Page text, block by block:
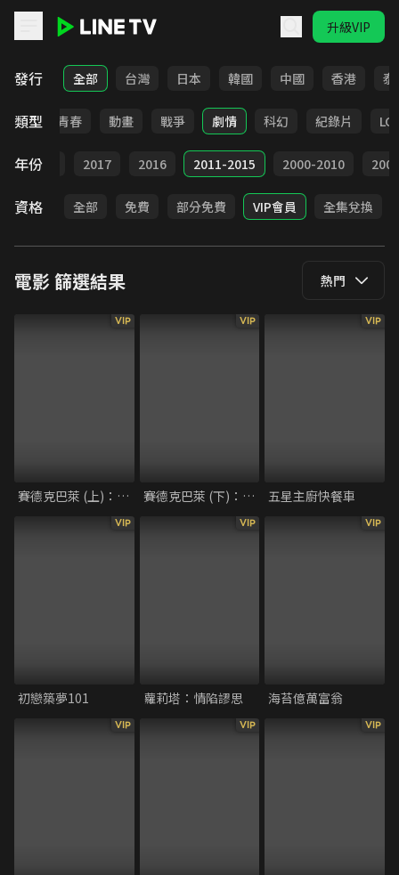
升級VIP
LINE TV - 電影
發行 全部 台灣 日本 韓國 中國 香港 泰
類型
職場 青春 動畫 戰爭 劇情 科幻 紀錄片
年份
2018 2017 2016 2011-2015 2000-2010
資格 全部 免費 部分免費 VIP會員 全集兌換
電影篩選結果 熱門
VIP
賽德克巴萊 (上)：太陽旗
VIP
賽德克巴萊 (下)：彩虹橋
VIP
五星主廚快餐車
VIP
初戀築夢101
VIP
蘿莉塔：情陷謬思
VIP
海苔億萬富翁
VIP VIP VIP